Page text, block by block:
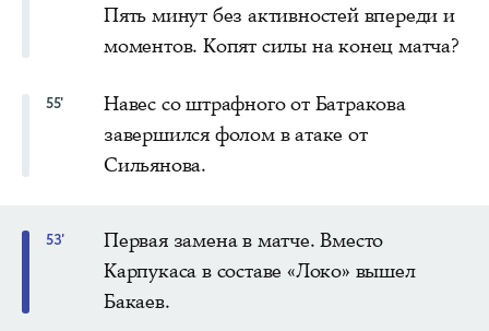
Пять минут без активностей впереди и
моментов. Копят силы на конец матча?
55'
Навес со штрафного от Батракова
завершился фолом в атаке от
Сильянова.
53'
Первая замена в матче. Вместо
Карпукаса в составе «Локо» вышел
Бакаев.